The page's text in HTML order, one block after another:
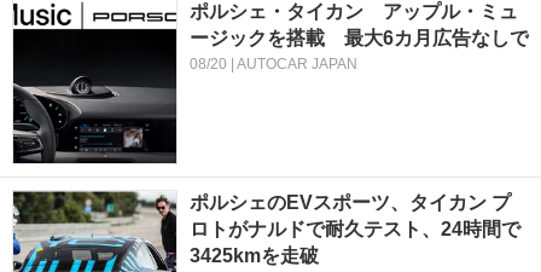
ポルシェ・タイカン アップル・ミュ
ージックを搭載 最大6カ月広告なしで
08/20 | AUTOCAR JAPAN
ポルシェのEVスポーツ、タイカン プ
ロトがナルドで耐久テスト、24時間で
3425kmを走破